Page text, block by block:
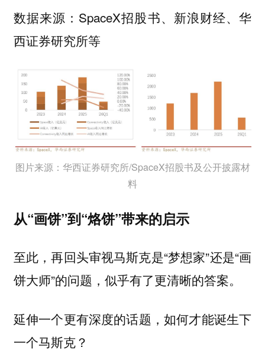
数据来源：SpaceX招股书、新浪财经、华
西证券研究所等
图片来源：华西证券研究所/SpaceX招股书及公开披露材
料
从“画饼”到“烙饼”带来的启示
至此，再回头审视马斯克是“梦想家”还是“画
饼大师”的问题，似乎有了更清晰的答案。
延伸一个更有深度的话题，如何才能诞生下
一个马斯克？